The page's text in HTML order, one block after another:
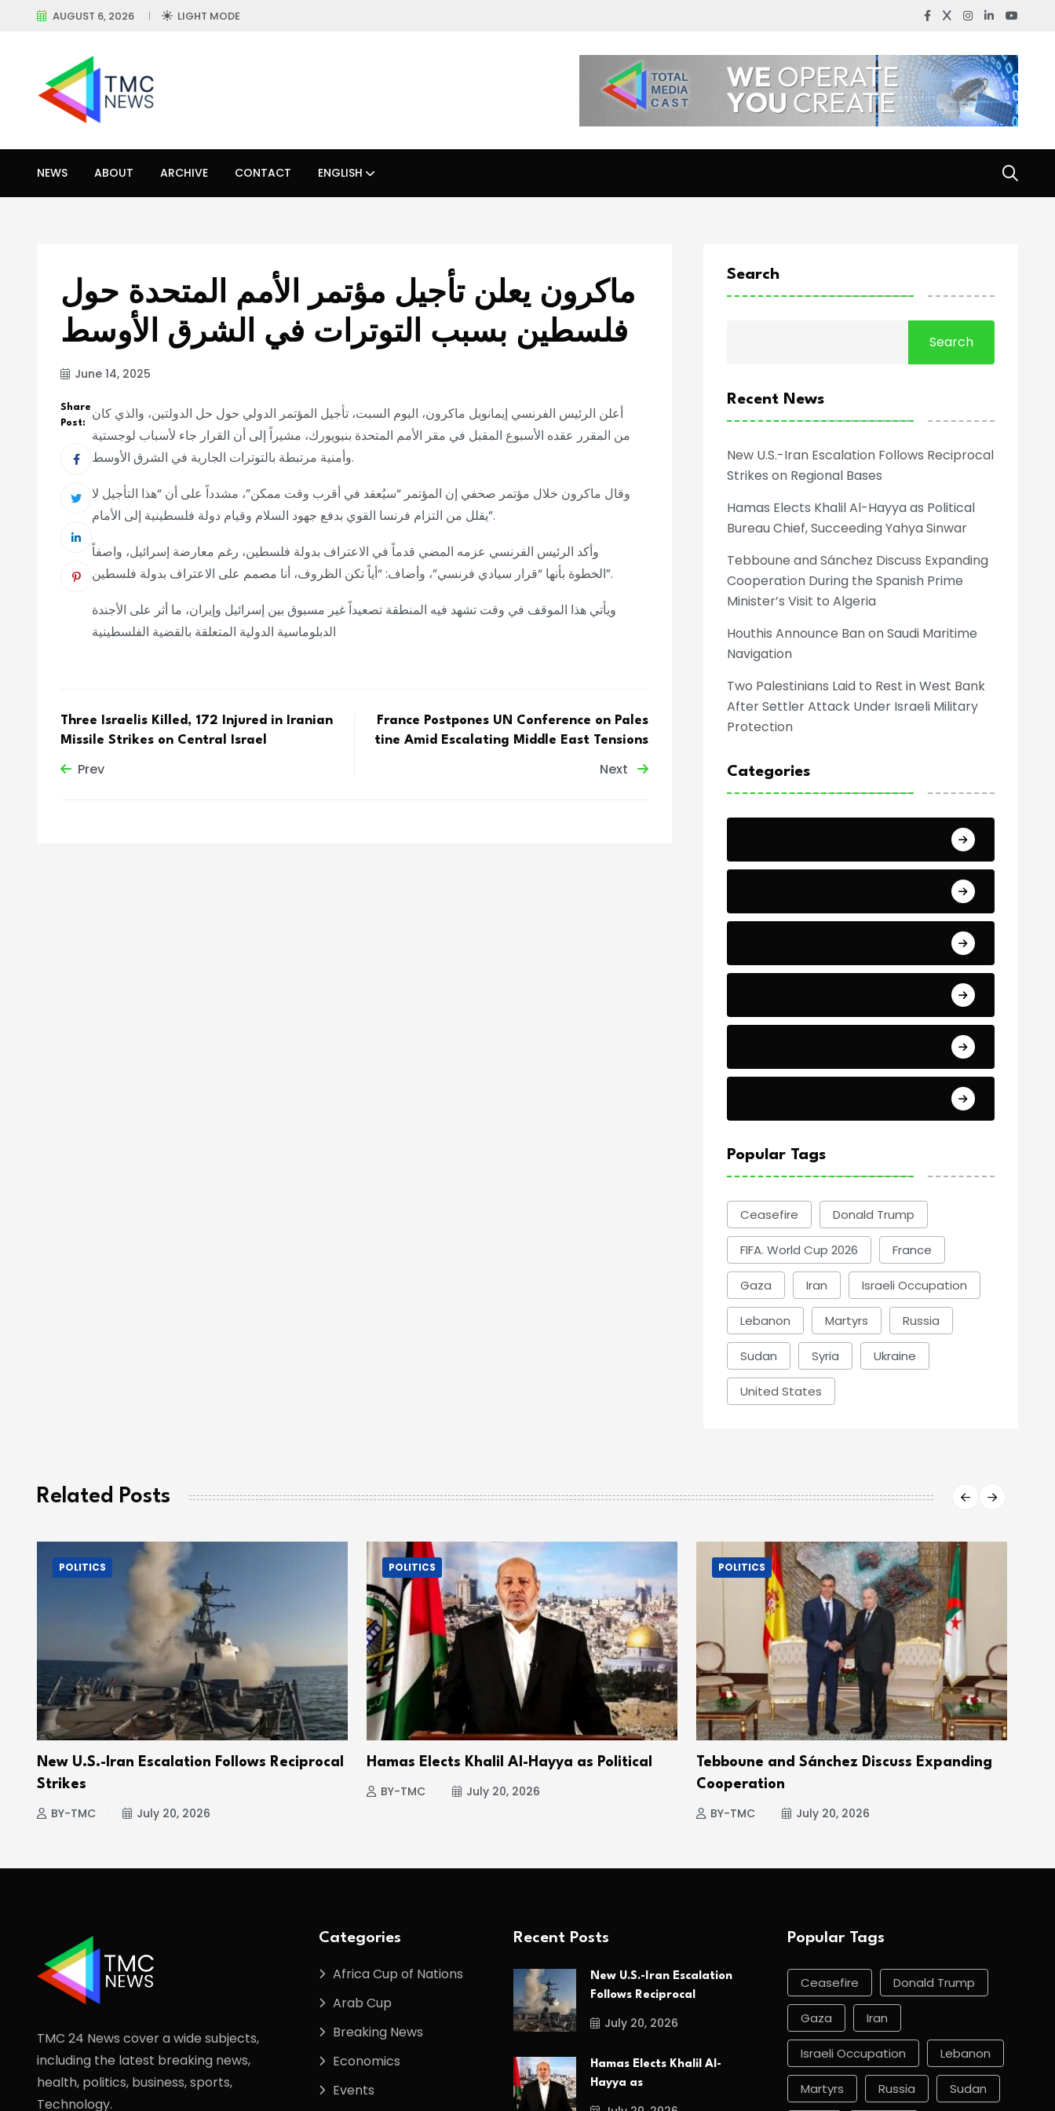
AUGUST 6, 2026 LIGHT MODE
NEWS ABOUT ARCHIVE CONTACT ENGLISH
ماكرون يعلن تأجيل مؤتمر الأمم المتحدة حول
فلسطين بسبب التوترات في الشرق الأوسط
June 14, 2025
Share
Post:
أعلن الرئيس الفرنسي إيمانويل ماكرون، اليوم السبت، تأجيل المؤتمر الدولي حول حل الدولتين، والذي كان
من المقرر عقده الأسبوع المقبل في مقر الأمم المتحدة بنيويورك، مشيراً إلى أن القرار جاء لأسباب لوجستية
وأمنية مرتبطة بالتوترات الجارية في الشرق الأوسط.
وقال ماكرون خلال مؤتمر صحفي إن المؤتمر “سيُعقد في أقرب وقت ممكن”، مشدداً على أن “هذا التأجيل لا
يقلل من التزام فرنسا القوي بدفع جهود السلام وقيام دولة فلسطينية إلى الأمام”.
وأكد الرئيس الفرنسي عزمه المضي قدماً في الاعتراف بدولة فلسطين، رغم معارضة إسرائيل، واصفاً
الخطوة بأنها “قرار سيادي فرنسي”، وأضاف: “أياً تكن الظروف، أنا مصمم على الاعتراف بدولة فلسطين”.
ويأتي هذا الموقف في وقت تشهد فيه المنطقة تصعيداً غير مسبوق بين إسرائيل وإيران، ما أثر على الأجندة
الدبلوماسية الدولية المتعلقة بالقضية الفلسطينية
Three Israelis Killed, 172 Injured in Iranian
Missile Strikes on Central Israel
Prev
France Postpones UN Conference on Pales
tine Amid Escalating Middle East Tensions
Next
Search
Search
Recent News
New U.S.-Iran Escalation Follows Reciprocal
Strikes on Regional Bases
Hamas Elects Khalil Al-Hayya as Political
Bureau Chief, Succeeding Yahya Sinwar
Tebboune and Sánchez Discuss Expanding
Cooperation During the Spanish Prime
Minister’s Visit to Algeria
Houthis Announce Ban on Saudi Maritime
Navigation
Two Palestinians Laid to Rest in West Bank
After Settler Attack Under Israeli Military
Protection
Categories
Popular Tags
Ceasefire Donald Trump
FIFA. World Cup 2026 France
Gaza Iran Israeli Occupation
Lebanon Martyrs Russia
Sudan Syria Ukraine
United States
Related Posts
POLITICS
New U.S.-Iran Escalation Follows Reciprocal
Strikes
BY-TMC July 20, 2026
POLITICS
Hamas Elects Khalil Al-Hayya as Political
BY-TMC July 20, 2026
POLITICS
Tebboune and Sánchez Discuss Expanding
Cooperation
BY-TMC July 20, 2026
TMC 24 News cover a wide subjects,
including the latest breaking news,
health, politics, business, sports,
Technology.
Categories
Africa Cup of Nations
Arab Cup
Breaking News
Economics
Events
Recent Posts
New U.S.-Iran Escalation
Follows Reciprocal
July 20, 2026
Hamas Elects Khalil Al-
Hayya as
Popular Tags
Ceasefire Donald Trump
Gaza Iran
Israeli Occupation Lebanon
Martyrs Russia Sudan